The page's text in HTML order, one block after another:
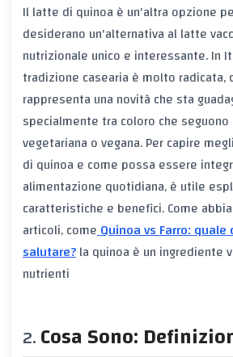
Il latte di quinoa è un'altra opzione
desiderano un'alternativa al latte
nutrizionale unico e interessante. In
tradizione casearia è molto
rappresenta una novità che sta
specialmente tra coloro che
vegetariana o vegana. Per capire
di quinoa e come possa essere
alimentazione quotidiana, è utile
caratteristiche e benefici. Come
articoli, comeQuinoa vs Farro: quale
salutare?la quinoa è un ingrediente
nutrienti
Cosa Sono: